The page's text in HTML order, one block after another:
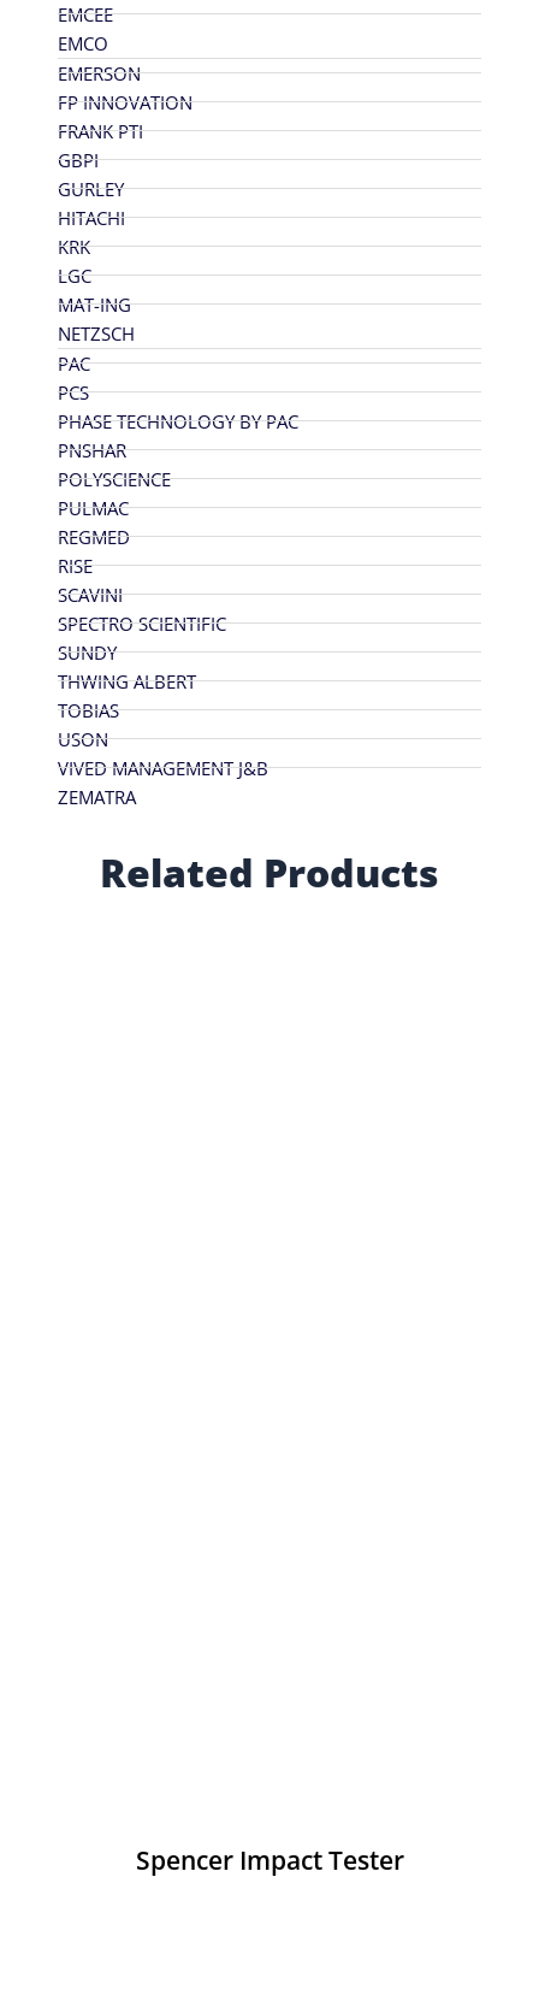
EMCEE
EMCO
EMERSON
FP INNOVATION
FRANK PTI
GBPI
GURLEY
HITACHI
KRK
LGC
MAT-ING
NETZSCH
PAC
PCS
PHASE TECHNOLOGY BY PAC
PNSHAR
POLYSCIENCE
PULMAC
REGMED
RISE
SCAVINI
SPECTRO SCIENTIFIC
SUNDY
THWING ALBERT
TOBIAS
USON
VIVED MANAGEMENT J&B
ZEMATRA
Related Products
Spencer Impact Tester